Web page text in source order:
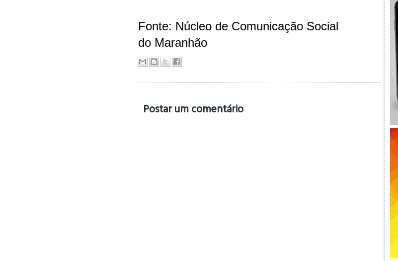
Fonte: Núcleo de Comunicação Social
do Maranhão
Postar um comentário